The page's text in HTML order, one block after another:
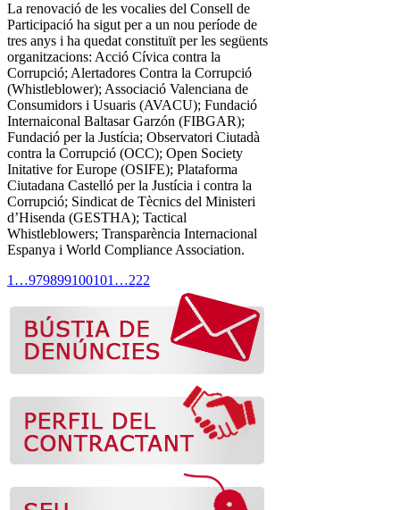
La renovació de les vocalies del Consell de
Participació ha sigut per a un nou període de
tres anys i ha quedat constituït per les següents
organitzacions: Acció Cívica contra la
Corrupció; Alertadores Contra la Corrupció
(Whistleblower); Associació Valenciana de
Consumidors i Usuaris (AVACU); Fundació
Internaiconal Baltasar Garzón (FIBGAR);
Fundació per la Justícia; Observatori Ciutadà
contra la Corrupció (OCC); Open Society
Initative for Europe (OSIFE); Plataforma
Ciutadana Castelló per la Justícia i contra la
Corrupció; Sindicat de Tècnics del Ministeri
d’Hisenda (GESTHA); Tactical
Whistleblowers; Transparència Internacional
Espanya i World Compliance Association.
1 …979899100101 …222